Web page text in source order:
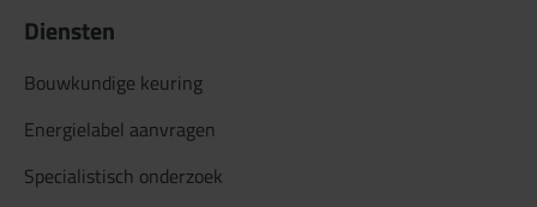
Diensten
Bouwkundige keuring
Energielabel aanvragen
Specialistisch onderzoek